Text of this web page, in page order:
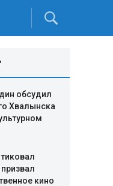
обсудил
Хвалынска
кино